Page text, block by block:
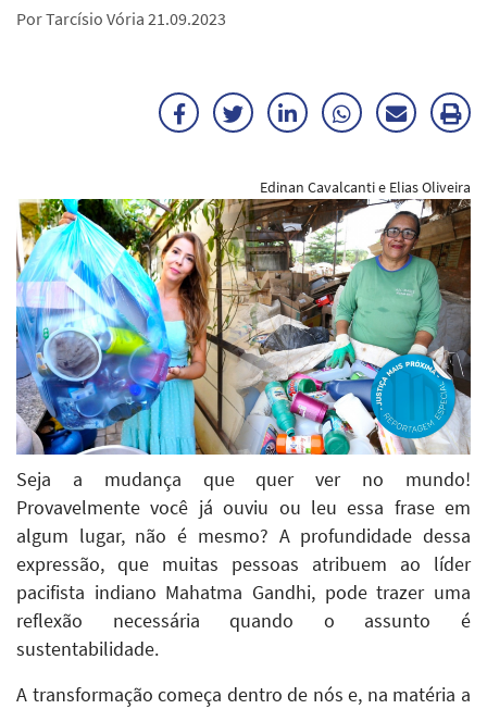
Por Tarcísio Vória 21.09.2023
FacebookTwitterLinkedInWhatsApp
Enviar
E-
mail
Edinan Cavalcanti e Elias Oliveira
Seja a mudança que quer ver no mundo!
Provavelmente você já ouviu ou leu essa frase em
algum lugar, não é mesmo? A profundidade dessa
expressão, que muitas pessoas atribuem ao líder
pacifista indiano Mahatma Gandhi, pode trazer uma
reflexão necessária quando o assunto é
sustentabilidade.
A transformação começa dentro de nós e, na matéria a